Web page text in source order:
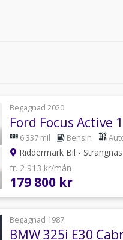
Begagnad 2020
Ford Focus Active
6 337 mil Bensin
Riddermark Bil - Strängnäs
fr. 2 913 kr/mån
179 800 kr
Begagnad 1987
BMW 325i E30